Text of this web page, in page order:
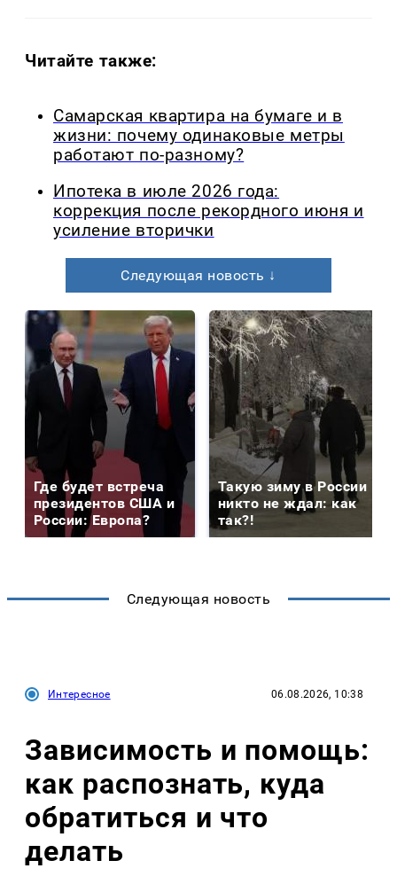
Читайте также:
Самарская квартира на бумаге и в
жизни: почему одинаковые метры
работают по-разному?
Ипотека в июле 2026 года:
коррекция после рекордного июня и
усиление вторички
Следующая новость ↓
Где будет встреча
президентов США и
России: Европа?
Такую зиму в России
никто не ждал: как
так?!
Следующая новость
Интересное 06.08.2026, 10:38
Зависимость и помощь:
как распознать, куда
обратиться и что
делать